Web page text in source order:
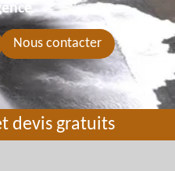
Nous contacter
devis gratuits